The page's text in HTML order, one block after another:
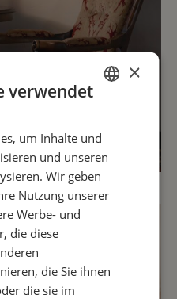
ITALIAN
×
verwendet
um Inhalte und
und unseren
Wir geben
Nutzung unserer
Werbe- und
die diese
die Sie ihnen
die sie im